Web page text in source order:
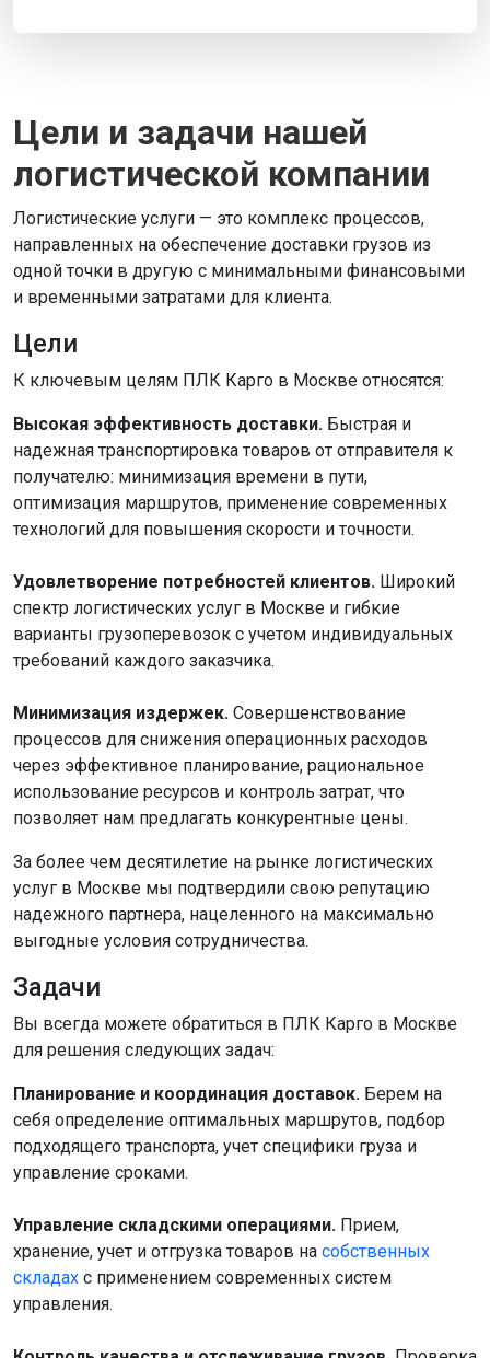
Цели и задачи нашей
логистической компании
Логистические услуги — это комплекс процессов,
направленных на обеспечение доставки грузов из
одной точки в другую с минимальными финансовыми
и временными затратами для клиента.
Цели
К ключевым целям ПЛК Карго в Москве относятся:
Высокая эффективность доставки. Быстрая и
надежная транспортировка товаров от отправителя к
получателю: минимизация времени в пути,
оптимизация маршрутов, применение современных
технологий для повышения скорости и точности.
Удовлетворение потребностей клиентов. Широкий
спектр логистических услуг в Москве и гибкие
варианты грузоперевозок с учетом индивидуальных
требований каждого заказчика.
Минимизация издержек. Совершенствование
процессов для снижения операционных расходов
через эффективное планирование, рациональное
использование ресурсов и контроль затрат, что
позволяет нам предлагать конкурентные цены.
За более чем десятилетие на рынке логистических
услуг в Москве мы подтвердили свою репутацию
надежного партнера, нацеленного на максимально
выгодные условия сотрудничества.
Задачи
Вы всегда можете обратиться в ПЛК Карго в Москве
для решения следующих задач:
Планирование и координация доставок. Берем на
себя определение оптимальных маршрутов, подбор
подходящего транспорта, учет специфики груза и
управление сроками.
Управление складскими операциями. Прием,
хранение, учет и отгрузка товаров на собственных
складах с применением современных систем
управления.